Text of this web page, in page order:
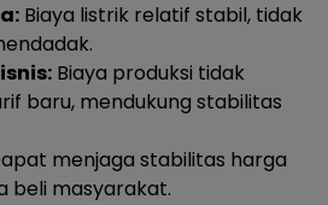
Biaya listrik relatif stabil, tidak
Biaya produksi tidak
baru, mendukung stabilitas
menjaga stabilitas harga
beli masyarakat.